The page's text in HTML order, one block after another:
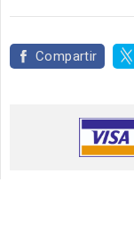
Compartir